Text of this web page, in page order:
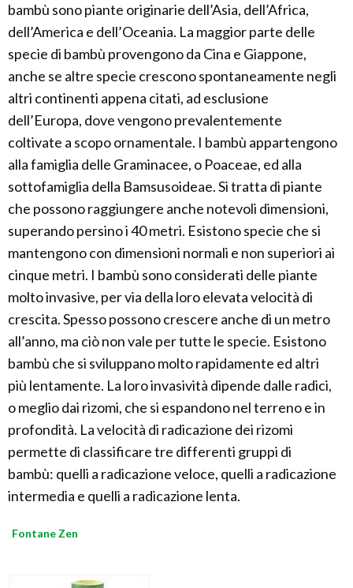
bambù sono piante originarie dell’Asia, dell’Africa,
dell’America e dell’Oceania. La maggior parte delle
specie di bambù provengono da Cina e Giappone,
anche se altre specie crescono spontaneamente negli
altri continenti appena citati, ad esclusione
dell’Europa, dove vengono prevalentemente
coltivate a scopo ornamentale. I bambù appartengono
alla famiglia delle Graminacee, o Poaceae, ed alla
sottofamiglia della Bamsusoideae. Si tratta di piante
che possono raggiungere anche notevoli dimensioni,
superando persino i 40 metri. Esistono specie che si
mantengono con dimensioni normali e non superiori ai
cinque metri. I bambù sono considerati delle piante
molto invasive, per via della loro elevata velocità di
crescita. Spesso possono crescere anche di un metro
all’anno, ma ciò non vale per tutte le specie. Esistono
bambù che si sviluppano molto rapidamente ed altri
più lentamente. La loro invasività dipende dalle radici,
o meglio dai rizomi, che si espandono nel terreno e in
profondità. La velocità di radicazione dei rizomi
permette di classificare tre differenti gruppi di
bambù: quelli a radicazione veloce, quelli a radicazione
intermedia e quelli a radicazione lenta.
Fontane Zen